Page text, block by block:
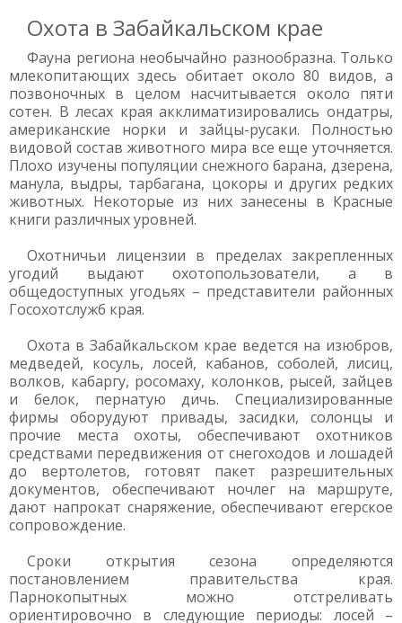
Охота в Забайкальском крае
Фауна региона необычайно разнообразна. Только
млекопитающих здесь обитает около 80 видов, а
позвоночных в целом насчитывается около пяти
сотен. В лесах края акклиматизировались ондатры,
американские норки и зайцы-русаки. Полностью
видовой состав животного мира все еще уточняется.
Плохо изучены популяции снежного барана, дзерена,
манула, выдры, тарбагана, цокоры и других редких
животных. Некоторые из них занесены в Красные
книги различных уровней.
Охотничьи лицензии в пределах закрепленных
угодий выдают охотопользователи, а в
общедоступных угодьях – представители районных
Госохотслужб края.
Охота в Забайкальском крае ведется на изюбров,
медведей, косуль, лосей, кабанов, соболей, лисиц,
волков, кабаргу, росомаху, колонков, рысей, зайцев
и белок, пернатую дичь. Специализированные
фирмы оборудуют привады, засидки, солонцы и
прочие места охоты, обеспечивают охотников
средствами передвижения от снегоходов и лошадей
до вертолетов, готовят пакет разрешительных
документов, обеспечивают ночлег на маршруте,
дают напрокат снаряжение, обеспечивают егерское
сопровождение.
Сроки открытия сезона определяются
постановлением правительства края.
Парнокопытных можно отстреливать
ориентировочно в следующие периоды: лосей –